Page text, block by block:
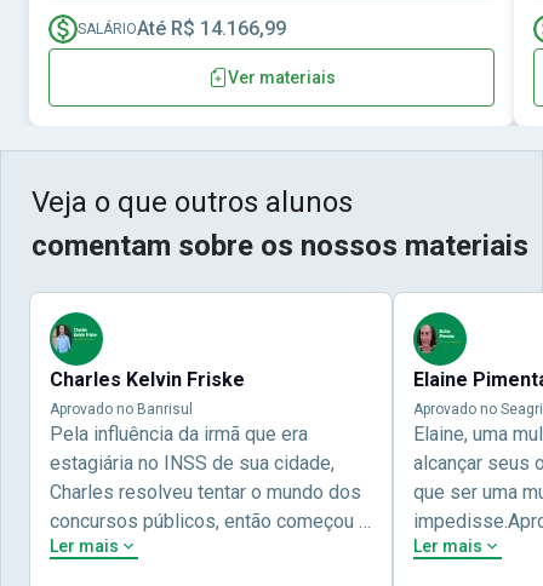
SALÁRIOAté R$ 14.166,99
Ver materiais
Veja o que outros alunos
comentam sobre os nossos materiais
Charles Kelvin Friske
Aprovado no Banrisul
Pela influência da irmã que era
estagiária no INSS de sua cidade,
Charles resolveu tentar o mundo dos
concursos públicos, então começou a
estudar com contéudo gratuito que a
Ler mais
Elaine
Aprovado no
Elaine, uma
alcançar seus
que ser uma
concursos
Ler mais